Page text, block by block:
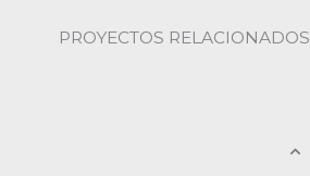
PROYECTOS RELACIONADOS